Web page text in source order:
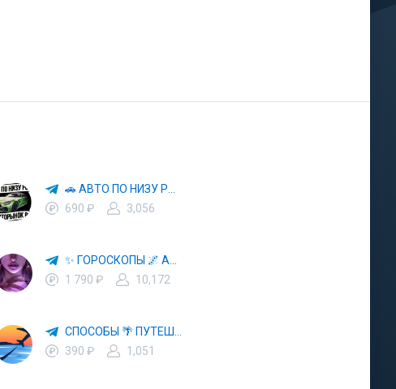
690 ₽
3,056
1 790 ₽
10,172
390 ₽
1,051